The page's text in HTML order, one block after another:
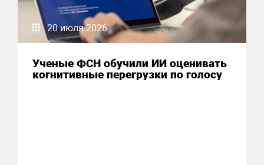
20 июля 2026
Ученые ФСН обучили ИИ оценивать
когнитивные перегрузки по голосу